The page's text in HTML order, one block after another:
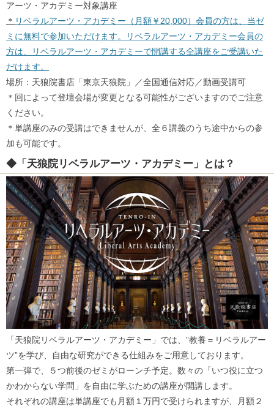
アーツ・アカデミー対象講座
＊ リベラルアーツ・アカデミー（月額￥20,000）会員の方は、当ゼ
ミに無料で参加いただけます。リベラルアーツ・アカデミー会員の
方は、リベラルアーツ・アカデミーで開講する全講座をご受講いた
だけます。
場所：天狼院書店「東京天狼院」／全国通信対応／動画受講可
＊回によって登壇会場が変更となる可能性がございますのでご注意
ください。
＊単講座のみの受講はできませんが、全６講義のうち途中からの参
加も可能です。
◆「天狼院リベラルアーツ・アカデミー」とは？
「天狼院リベラルアーツ・アカデミー」では、”教養＝リベラルアー
ツ”を学び、自由な研究ができる仕組みをご用意しております。
第一弾で、５つ前後のゼミがローンチ予定。数々の「いつ役に立つ
かわからない学問」を自由に学ぶための講座が開講します。
それぞれの講座は単講座でも月額１万円で受けられますが、月額２